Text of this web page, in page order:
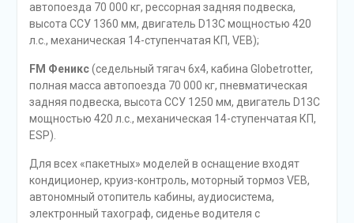
автопоезда 70 000 кг, рессорная задняя подвеска,
высота ССУ 1360 мм, двигатель D13C мощностью 420
л.с., механическая 14-ступенчатая КП, VEB);
FM Феникс(седельный тягач 6х4, кабина Globetrotter,
полная масса автопоезда 70 000 кг, пневматическая
задняя подвеска, высота ССУ 1250 мм, двигатель D13C
мощностью 420 л.с., механическая 14-ступенчатая КП,
ESP).
Для всех «пакетных» моделей в оснащение входят
кондиционер, круиз-контроль, моторный тормоз VEB,
автономный отопитель кабины, аудиосистема,
электронный тахограф, сиденье водителя с